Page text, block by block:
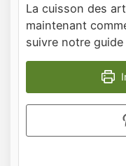
La cuisson des
maintenant
suivre notre guide